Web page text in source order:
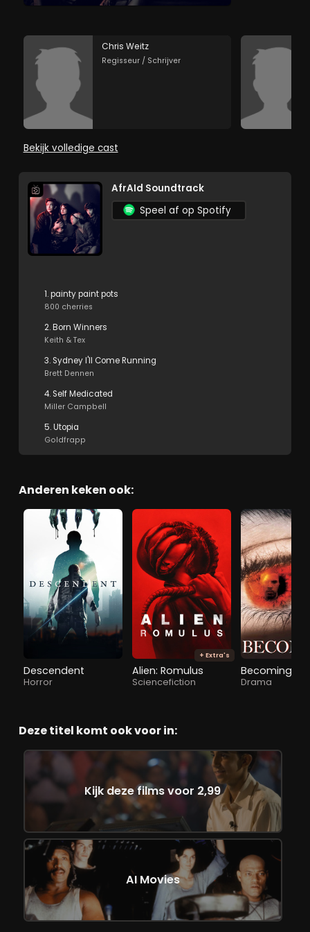
Chris Weitz
Regisseur / Schrijver
Bekijk volledige cast
AfrAId Soundtrack
Speel af op Spotify
1. painty paint pots
800 cherries
2. Born Winners
Keith & Tex
3. Sydney I'll Come Running
Brett Dennen
4. Self Medicated
Miller Campbell
5. Utopia
Goldfrapp
Anderen keken ook:
Descendent
Horror
+ Extra's
Alien: Romulus
Sciencefiction
Becoming
Drama
Deze titel komt ook voor in:
Kijk deze films voor 2,99
AI Movies